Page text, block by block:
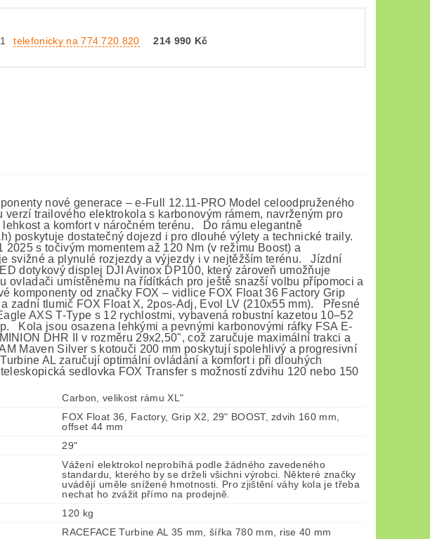
telefonicky na 774 720 820 214 990 Kč
nové generace – e-Full 12.11-PRO Model celoodpruženého
trailového elektrokola s karbonovým rámem, navrženým pro
a komfort v náročném terénu. Do rámu elegantně
poskytuje dostatečný dojezd i pro dlouhé výlety a technické traily.
s točivým momentem až 120 Nm (v režimu Boost) a
svižné a plynulé rozjezdy a výjezdy i v nejtěžším terénu. Jízdní
dotykový displej DJI Avinox DP100, který zároveň umožňuje
ovladači umístěnému na řídítkách pro ještě snazší volbu přípomoci a
komponenty od značky FOX – vidlice FOX Float 36 Factory Grip
zadní tlumič FOX Float X, 2pos-Adj, Evol LV (210x55 mm). Přesné
AXS T-Type s 12 rychlostmi, vybavená robustní kazetou 10–52
Kola jsou osazena lehkými a pevnými karbonovými ráfky FSA E-
DHR II v rozměru 29x2,50", což zaručuje maximální trakci a
Maven Silver s kotouči 200 mm poskytují spolehlivý a progresivní
AL zaručují optimální ovládání a komfort i při dlouhých
sedlovka FOX Transfer s možností zdvihu 120 nebo 150
Carbon, velikost rámu XL"
FOX Float 36, Factory, Grip X2, 29" BOOST, zdvih 160 mm,
offset 44 mm
29"
Vážení elektrokol neprobíhá podle žádného zavedeného
standardu, kterého by se drželi všichni výrobci. Některé značky
uvádějí uměle snížené hmotnosti. Pro zjištění váhy kola je třeba
nechat ho zvážit přímo na prodejně.
120 kg
RACEFACE Turbine AL 35 mm, šířka 780 mm, rise 40 mm